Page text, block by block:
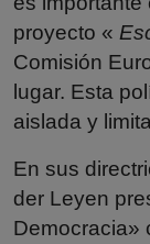
proyecto «
Comisión
lugar. Esta
aislada y
En sus
der Leyen
Democracia»